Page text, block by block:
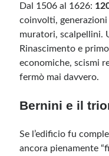
Dal 1506 al 1626:
coinvolti,
muratori, scalpellini.
Rinascimento e
economiche, scismi
fermò mai davvero.
Bernini e il
Se l’edificio fu
ancora pienamente